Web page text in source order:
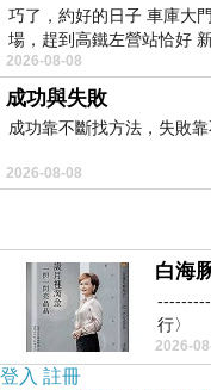
的寧靜。
清醒前，湯瑪士的心靈
姆，事情不大對勁。」便
由一群女孩管理。
每個人身上都出現莫名
處在陌生力場裡的陌生
面目全非的地球表面、
受命狙殺湯瑪士的實驗
……以及變了一個人的
巧了，約好的日子 車庫大
場，趕到高鐵左營站恰好
2026-08-08
成功與失敗
成功靠不斷找方法，失敗靠
2026-08-08
白海
行〉
2026-
登入 註冊